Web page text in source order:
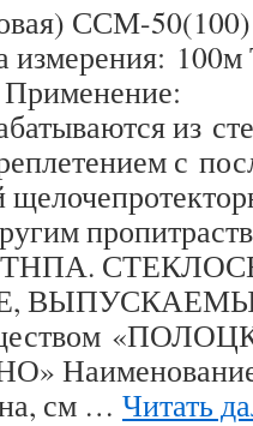
ССМ-
измерения:
из
с
ТНПА.
Наименование
см … Читать